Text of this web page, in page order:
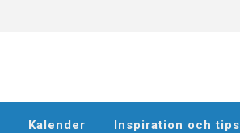
Kalender Inspiration och tips